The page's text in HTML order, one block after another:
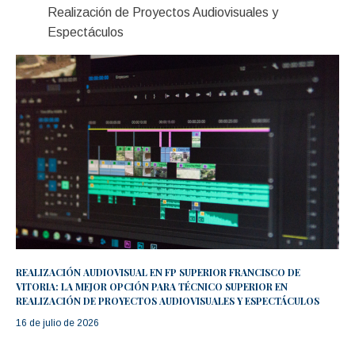
Realización de Proyectos Audiovisuales y
Espectáculos
REALIZACIÓN AUDIOVISUAL EN FP SUPERIOR FRANCISCO DE
VITORIA: LA MEJOR OPCIÓN PARA TÉCNICO SUPERIOR EN
REALIZACIÓN DE PROYECTOS AUDIOVISUALES Y ESPECTÁCULOS
16 de julio de 2026